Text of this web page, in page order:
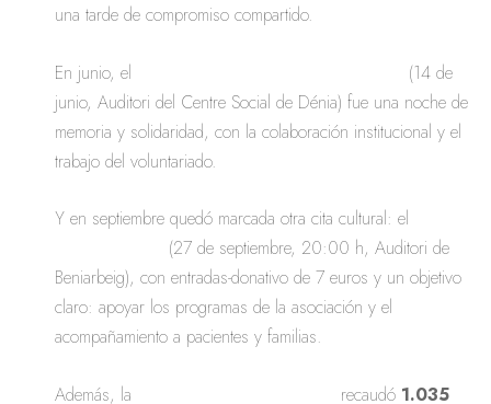
una tarde de compromiso compartido.
En junio, el
(14 de
junio, Auditori del Centre Social de Dénia) fue una noche de
memoria y solidaridad, con la colaboración institucional y el
trabajo del voluntariado.
Y en septiembre quedó marcada otra cita cultural: el
(27 de septiembre, 20:00 h, Auditori de
Beniarbeig), con entradas-donativo de 7 euros y un objetivo
claro: apoyar los programas de la asociación y el
acompañamiento a pacientes y familias.
Además, la recaudó 1.035